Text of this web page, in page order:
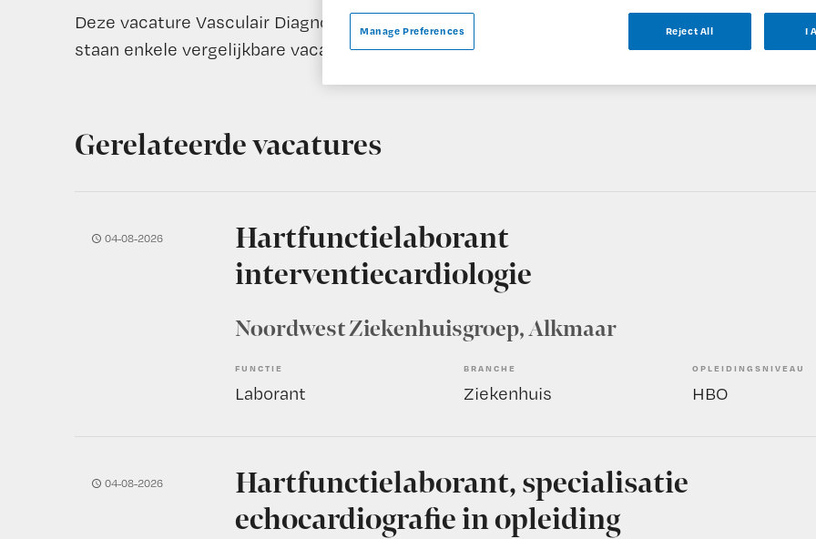
Deze vacature Vasculair Diagnostisch Laborant bij OLVG is niet meer actueel. Hieronder
staan enkele vergelijkbare vacatures die voor u wellicht interessant zijn.
Gerelateerde vacatures
04-08-2026
Hartfunctielaborant
interventiecardiologie
Noordwest Ziekenhuisgroep, Alkmaar
FUNCTIE
Laborant
BRANCHE
Ziekenhuis
OPLEIDINGSNIVEAU
HBO
04-08-2026
Hartfunctielaborant, specialisatie
echocardiografie in opleiding
Manage Preferences Reject All I